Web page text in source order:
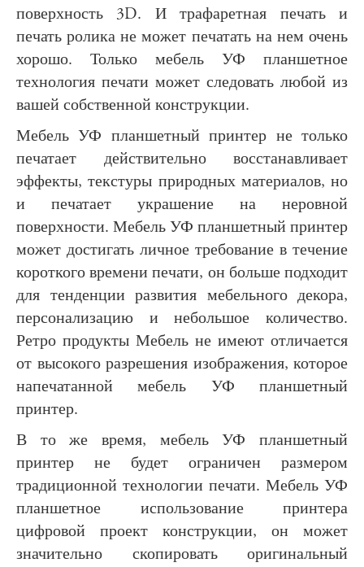
поверхность 3D. И трафаретная печать и
печать ролика не может печатать на нем очень
хорошо. Только мебель УФ планшетное
технология печати может следовать любой из
вашей собственной конструкции.
Мебель УФ планшетный принтер не только
печатает действительно восстанавливает
эффекты, текстуры природных материалов, но
и печатает украшение на неровной
поверхности. Мебель УФ планшетный принтер
может достигать личное требование в течение
короткого времени печати, он больше подходит
для тенденции развития мебельного декора,
персонализацию и небольшое количество.
Ретро продукты Мебель не имеют отличается
от высокого разрешения изображения, которое
напечатанной мебель УФ планшетный
принтер.
В то же время, мебель УФ планшетный
принтер не будет ограничен размером
традиционной технологии печати. Мебель УФ
планшетное использование принтера
цифровой проект конструкции, он может
значительно скопировать оригинальный